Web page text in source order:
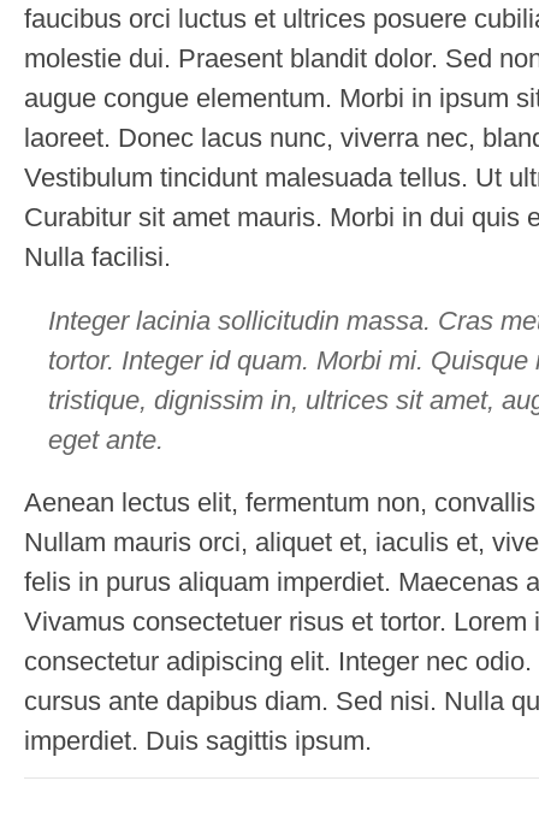
faucibus orci luctus et ultrices posuere
molestie dui. Praesent blandit dolor. Sed
augue congue elementum. Morbi in ipsum
laoreet. Donec lacus nunc, viverra nec,
Vestibulum tincidunt malesuada tellus. Ut
Curabitur sit amet mauris. Morbi in dui quis
Nulla facilisi.
Integer lacinia sollicitudin massa. Cras
tortor. Integer id quam. Morbi mi.
tristique, dignissim in, ultrices sit amet,
eget ante.
Aenean lectus elit, fermentum non,
Nullam mauris orci, aliquet et, iaculis et,
felis in purus aliquam imperdiet. Maecenas
Vivamus consectetuer risus et tortor. Lorem
consectetur adipiscing elit. Integer nec
cursus ante dapibus diam. Sed nisi. Nulla
imperdiet. Duis sagittis ipsum.